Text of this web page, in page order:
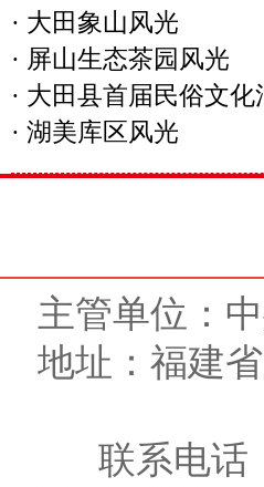
· 大田象山风光
· 屏山生态茶园风光
· 大田县首届民俗文化
· 湖美库区风光
主管单位：
地址：福建
联系电话